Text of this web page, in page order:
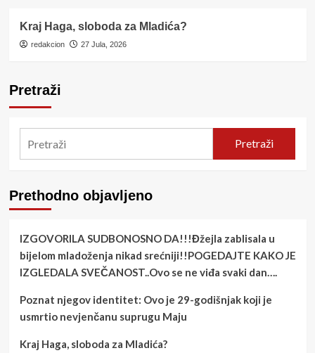
Kraj Haga, sloboda za Mladića?
redakcion 27 Jula, 2026
Pretraži
Pretraži
Prethodno objavljeno
IZGOVORILA SUDBONOSNO DA!!!Đžejla zablisala u
bijelom mladoženja nikad srećniji!!POGEDAJTE KAKO JE
IZGLEDALA SVEČANOST..Ovo se ne viđa svaki dan….
Poznat njegov identitet: Ovo je 29-godišnjak koji je
usmrtio nevjenčanu suprugu Maju
Kraj Haga, sloboda za Mladića?